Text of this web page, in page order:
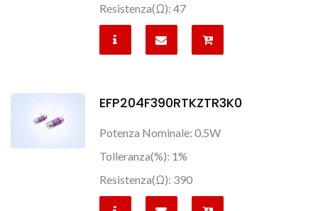
Resistenza(Ω): 47
EFP204F390RTKZTR3K0
Potenza Nominale: 0.5W
Tolleranza(%): 1%
Resistenza(Ω): 390